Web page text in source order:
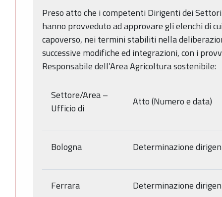
Preso atto che i competenti Dirigenti dei
hanno provveduto ad approvare gli elenchi di
capoverso, nei termini stabiliti nella
successive modifiche ed integrazioni, con i
Responsabile dell’Area Agricoltura sostenibile:
Settore/Area –
Ufficio di
Atto (Numero e data)
Bologna Determinazione
Ferrara Determinazione